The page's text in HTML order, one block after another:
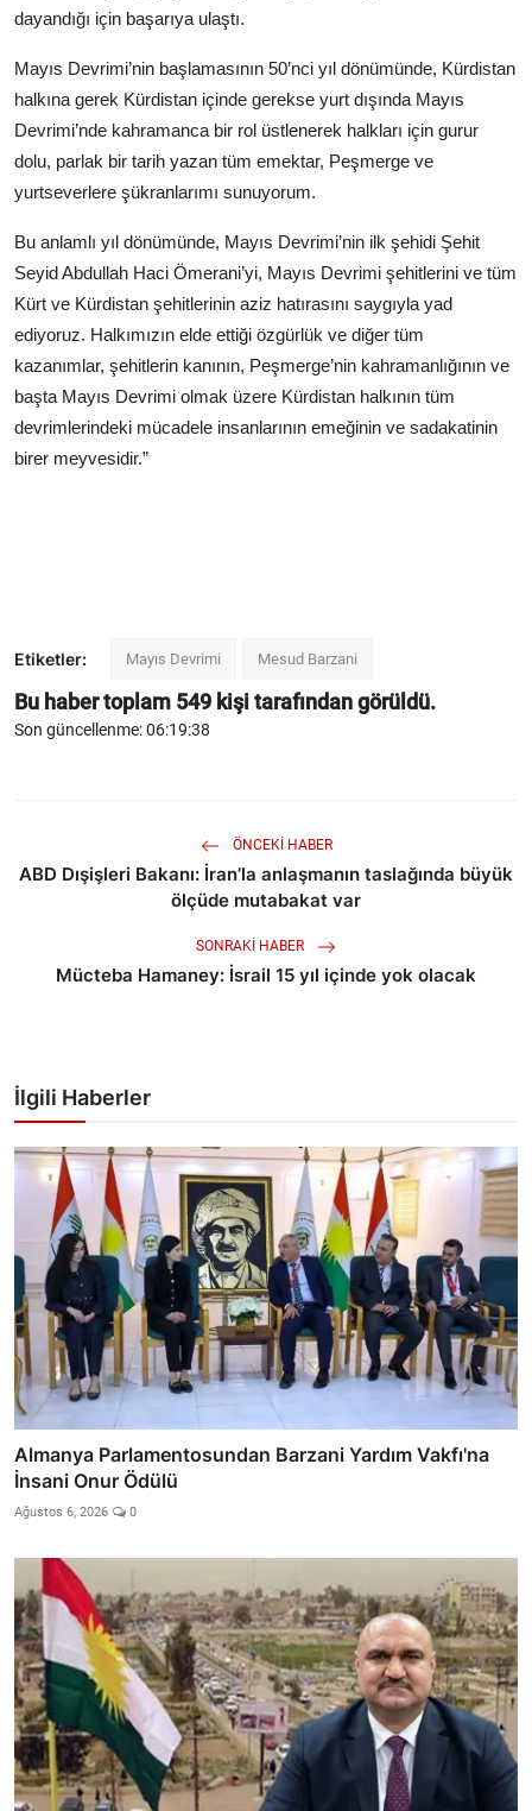
dayandığı için başarıya ulaştı.
Mayıs Devrimi’nin başlamasının 50’nci yıl dönümünde, Kürdistan
halkına gerek Kürdistan içinde gerekse yurt dışında Mayıs
Devrimi’nde kahramanca bir rol üstlenerek halkları için gurur
dolu, parlak bir tarih yazan tüm emektar, Peşmerge ve
yurtseverlere şükranlarımı sunuyorum.
Bu anlamlı yıl dönümünde, Mayıs Devrimi’nin ilk şehidi Şehit
Seyid Abdullah Haci Ömerani’yi, Mayıs Devrimi şehitlerini ve tüm
Kürt ve Kürdistan şehitlerinin aziz hatırasını saygıyla yad
ediyoruz. Halkımızın elde ettiği özgürlük ve diğer tüm
kazanımlar, şehitlerin kanının, Peşmerge’nin kahramanlığının ve
başta Mayıs Devrimi olmak üzere Kürdistan halkının tüm
devrimlerindeki mücadele insanlarının emeğinin ve sadakatinin
birer meyvesidir.”
Etiketler: Mayıs Devrimi Mesud Barzani
Bu haber toplam 549 kişi tarafından görüldü.
Son güncellenme: 06:19:38
ÖNCEKI HABER
ABD Dışişleri Bakanı: İran’la anlaşmanın taslağında büyük
ölçüde mutabakat var
SONRAKI HABER
Mücteba Hamaney: İsrail 15 yıl içinde yok olacak
İlgili Haberler
Almanya Parlamentosundan Barzani Yardım Vakfı'na
İnsani Onur Ödülü
Ağustos 6, 2026 0